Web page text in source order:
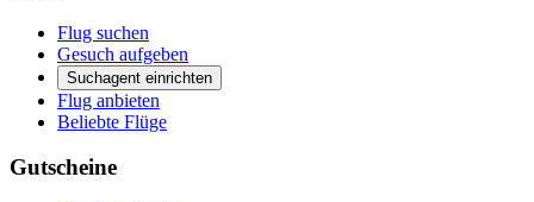
Flug suchen
Gesuch aufgeben
Suchagent einrichten
Flug anbieten
Beliebte Flüge
Gutscheine